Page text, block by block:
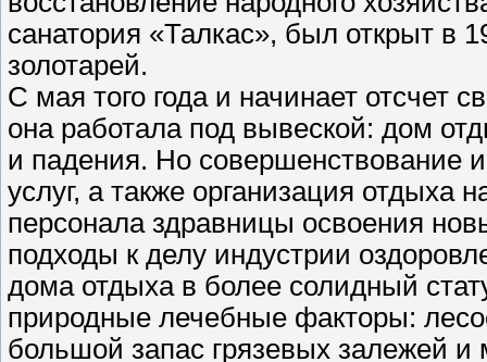
санатория «Талкас», был открыт в
золотарей.
С мая того года и начинает отсчет
она работала под вывеской: дом
и падения. Но совершенствование
услуг, а также организация отдыха
персонала здравницы освоения
подходы к делу индустрии
дома отдыха в более солидный
природные лечебные факторы:
большой запас грязевых залежей и